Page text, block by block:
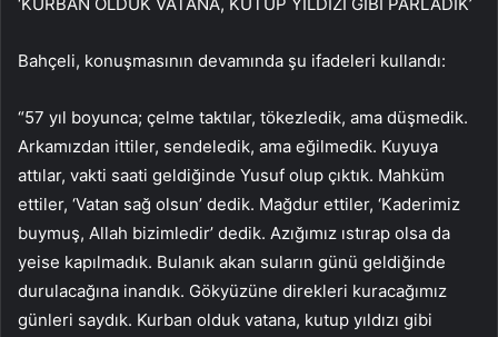
Bahçeli, konuşmasının devamında şu ifadeleri kullandı:
“57 yıl boyunca; çelme taktılar, tökezledik, ama düşmedik.
Arkamızdan ittiler, sendeledik, ama eğilmedik. Kuyuya
attılar, vakti saati geldiğinde Yusuf olup çıktık. Mahküm
ettiler, ‘Vatan sağ olsun’ dedik. Mağdur ettiler, ‘Kaderimiz
buymuş, Allah bizimledir’ dedik. Azığımız ıstırap olsa da
yeise kapılmadık. Bulanık akan suların günü geldiğinde
durulacağına inandık. Gökyüzüne direkleri kuracağımız
günleri saydık. Kurban olduk vatana, kutup yıldızı gibi